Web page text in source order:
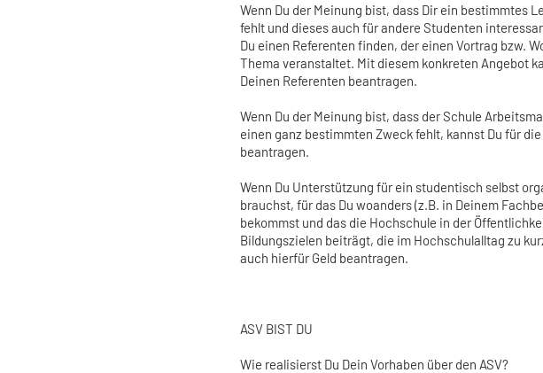
Wenn Du der Meinung bist, dass Dir ein bestimmtes
fehlt und dieses auch für andere Studenten
Du einen Referenten finden, der einen Vortrag bzw.
Thema veranstaltet. Mit diesem konkreten Angebot
Deinen Referenten beantragen.
Wenn Du der Meinung bist, dass der Schule
einen ganz bestimmten Zweck fehlt, kannst Du für
beantragen.
Wenn Du Unterstützung für ein studentisch selbst
brauchst, für das Du woanders (z.B. in Deinem
bekommst und das die Hochschule in der
Bildungszielen beiträgt, die im Hochschulalltag zu
auch hierfür Geld beantragen.
ASV BIST DU
Wie realisierst Du Dein Vorhaben über den ASV?